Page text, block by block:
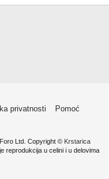
privatnosti
Pomoć
Ltd. Copyright © Krstarica
reprodukcija u celini i u delovima